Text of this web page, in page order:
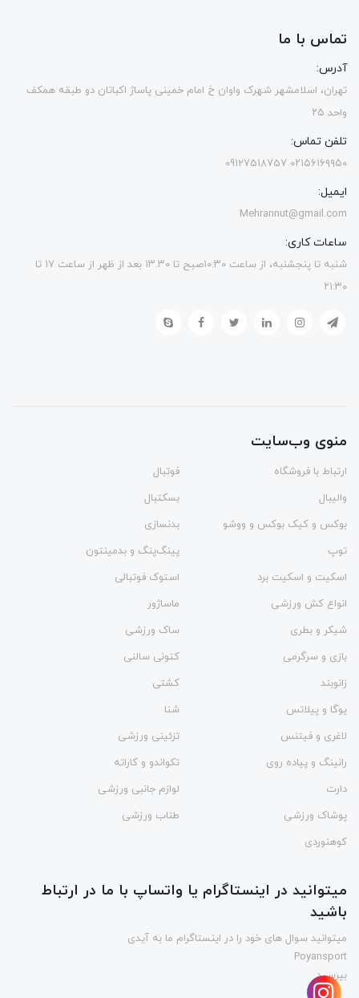
تماس با ما
آدرس:
تهران، اسلامشهر شهرک واوان خ امام خمینی پاساژ اکباتان دو طبقه همکف
واحد ۲۵
تلفن تماس:
۰۲۱۵۶۱۶۹۹۵۰ 09127518757
ایمیل:
Mehrannut@gmail.com
ساعات کاری:
شنبه تا پنجشنبه، از ساعت ۱۰:۳۰صبح تا ۱۳.۳۰ بعد از ظهر از ساعت ۱۷ تا
۲۱:۳۰
منوی وب‌سایت
ارتباط با فروشگاه
فوتبال
والیبال
بسکتبال
بوکس و کیک بوکس و ووشو
بدنسازی
توپ
پینگ‌پنگ و بدمينتون
اسکیت و اسکیت برد
استوک فوتبالی
انواع کش ورزشی
ماساژور
شیکر و بطری
ساک ورزشی
بازی و سرگرمی
کتونی سالنی
زانوبند
کشتی
یوگا و پیلاتس
شنا
لاغری و فیتنس
تزئینی ورزشی
رانینگ و پیاده روی
تکواندو و کاراته
دارت
لوازم جانبی ورزشی
پوشاک ورزشی
طناب ورزشی
کوهنوردی
میتوانید در اینستاگرام یا واتساپ با ما در ارتباط
باشید
میتوانید سوال های خود را در اینستاگرام ما به آیدی
Poyansport
بپرسید